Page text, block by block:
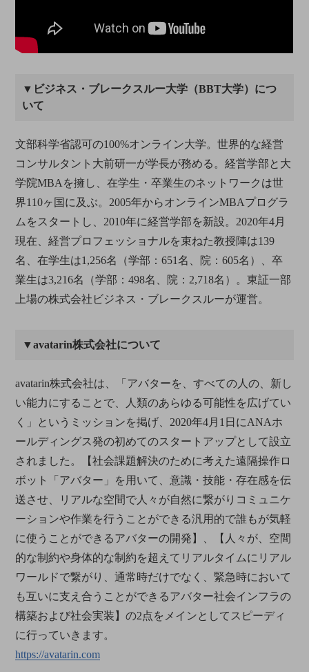
▼ビジネス・ブレークスルー大学（BBT大学）につ
いて
文部科学省認可の100%オンライン大学。世界的な経営
コンサルタント大前研一が学長が務める。経営学部と大
学院MBAを擁し、在学生・卒業生のネットワークは世
界110ヶ国に及ぶ。2005年からオンラインMBAプログラ
ムをスタートし、2010年に経営学部を新設。2020年4月
現在、経営プロフェッショナルを束ねた教授陣は139
名、在学生は1,256名（学部：651名、院：605名）、卒
業生は3,216名（学部：498名、院：2,718名）。東証一部
上場の株式会社ビジネス・ブレークスルーが運営。
▼avatarin株式会社について
avatarin株式会社は、「アバターを、すべての人の、新し
い能力にすることで、人類のあらゆる可能性を広げてい
く」というミッションを掲げ、2020年4月1日にANAホ
ールディングス発の初めてのスタートアップとして設立
されました。【社会課題解決のために考えた遠隔操作ロ
ボット「アバター」を用いて、意識・技能・存在感を伝
送させ、リアルな空間で人々が自然に繋がりコミュニケ
ーションや作業を行うことができる汎用的で誰もが気軽
に使うことができるアバターの開発】、【人々が、空間
的な制約や身体的な制約を超えてリアルタイムにリアル
ワールドで繋がり、通常時だけでなく、緊急時において
も互いに支え合うことができるアバター社会インフラの
構築および社会実装】の2点をメインとしてスピーディ
に行っていきます。
https://avatarin.com